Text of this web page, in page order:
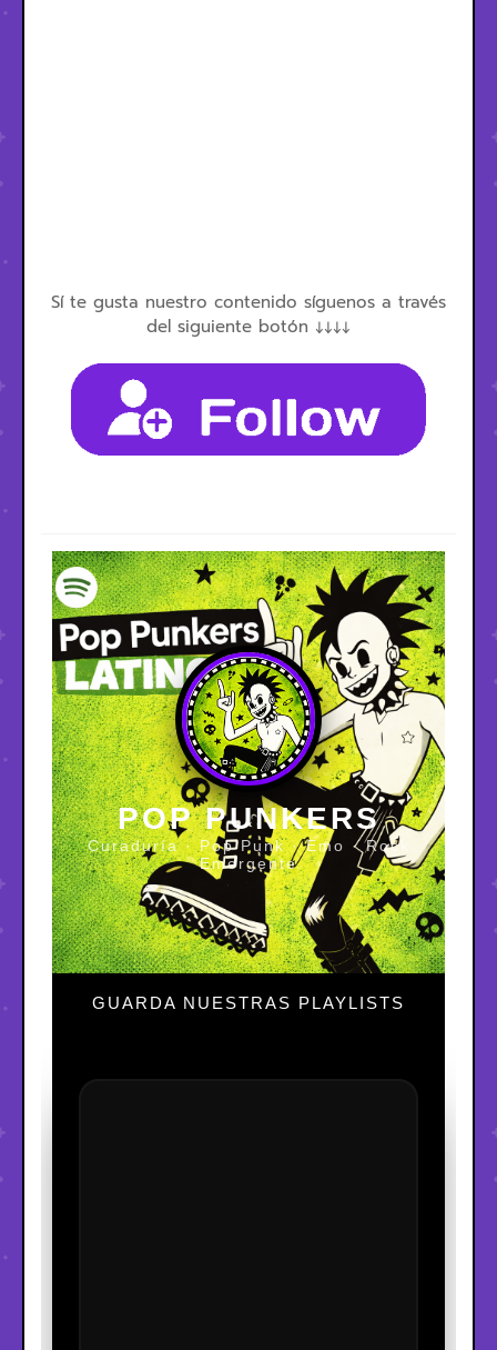
Sí te gusta nuestro contenido síguenos a través
del siguiente botón ↓↓↓↓
POP PUNKERS
Curaduría · Pop Punk · Emo · Rock
Emergente
GUARDA NUESTRAS PLAYLISTS